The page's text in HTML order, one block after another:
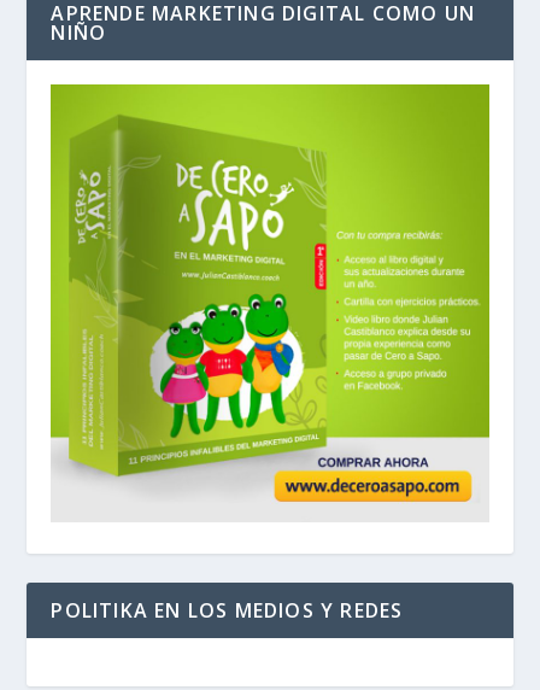
APRENDE MARKETING DIGITAL COMO UN
NIÑO
POLITIKA EN LOS MEDIOS Y REDES